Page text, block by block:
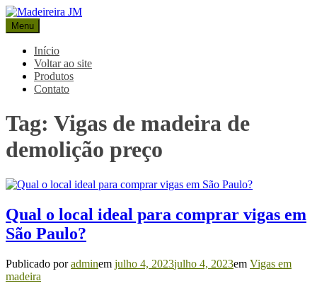
Pular
para
o
conteúdo
Madeireira JM
Blog Madeireira JM
Menu
Início
Voltar ao site
Produtos
Contato
Tag: Vigas de madeira de
demolição preço
Qual o local ideal para comprar vigas em
São Paulo?
Publicado poradminem julho 4, 2023julho 4, 2023em Vigas em
madeira